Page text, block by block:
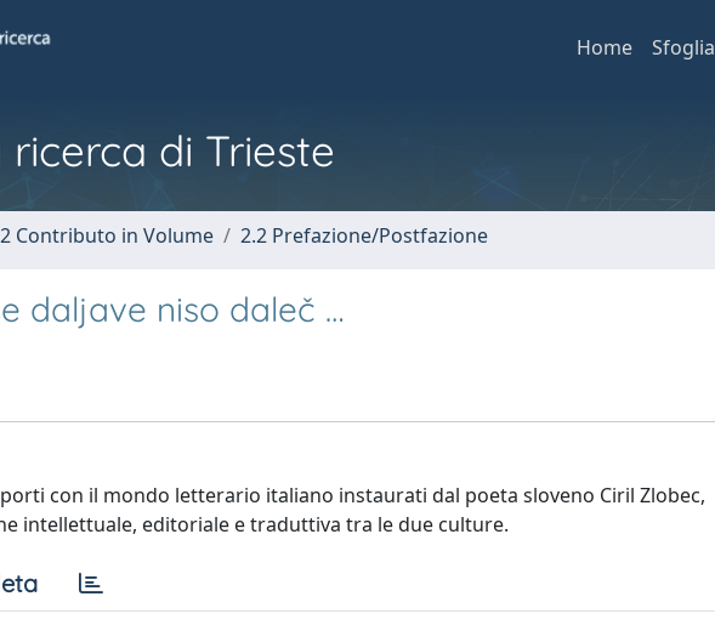
Home Sfoglia
di Trieste
2 Contributo in Volume 2.2 Prefazione/Postfazione
daljave niso daleč …
con il mondo letterario italiano instaurati dal poeta sloveno Ciril Zlobec,
intellettuale, editoriale e traduttiva tra le due culture.